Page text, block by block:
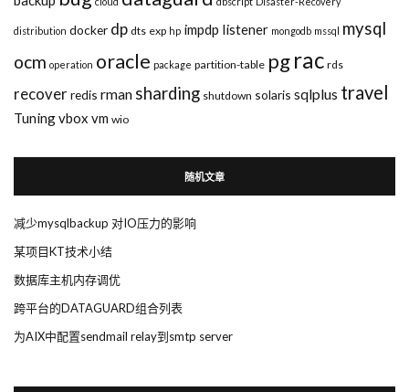
distribution docker dp dts exp hp impdp listener mongodb mssql mysql
ocm operation oracle package partition-table pgrac rds
recover redis rman sharding shutdown solaris sqlplus travel
Tuningvbox vm wio
随机文章
减少mysqlbackup 对IO压力的影响
某项目KT技术小结
数据库主机内存调优
跨平台的DATAGUARD组合列表
为AIX中配置sendmail relay到smtp server